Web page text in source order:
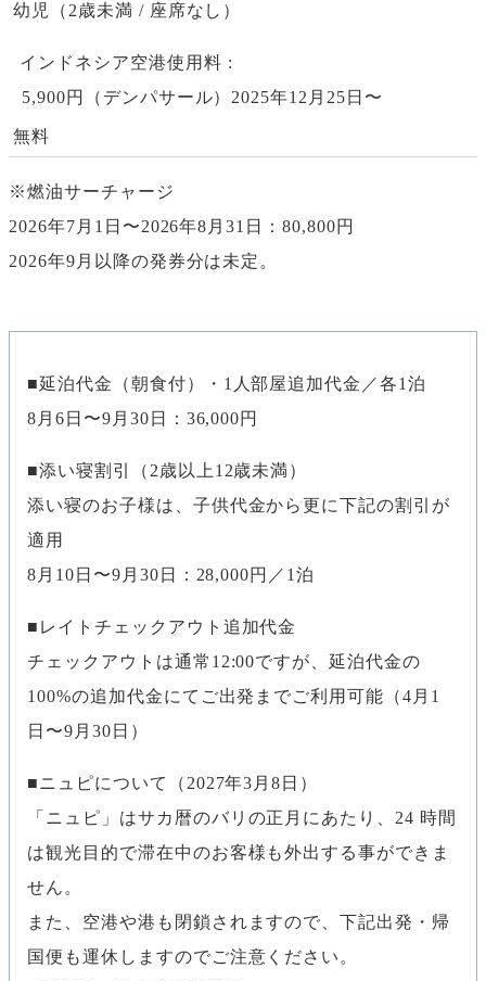
幼児（2歳未満 / 座席なし）
インドネシア空港使用料
5,900円（デンパサール）2025年12月25日〜
無料
※燃油サーチャージ
2026年7月1日〜2026年8月31日：80,800円
2026年9月以降の発券分は未定。
延泊代金（朝食付）・1人部屋追加代金／各1泊
8月6日〜9月30日：36,000円
添い寝割引（2歳以上12歳未満）
添い寝のお子様は、子供代金から更に下記の割引が
適用
8月10日〜9月30日：28,000円／1泊
レイトチェックアウト追加代金
チェックアウトは通常12:00ですが、延泊代金の
100%の追加代金にてご出発までご利用可能（4月1
日〜9月30日）
ニュピについて（2027年3月8日）
「ニュピ」はサカ暦のバリの正月にあたり、24 時間
は観光目的で滞在中のお客様も外出する事ができま
せん。
また、空港や港も閉鎖されますので、下記出発・帰
国便も運休しますのでご注意ください。